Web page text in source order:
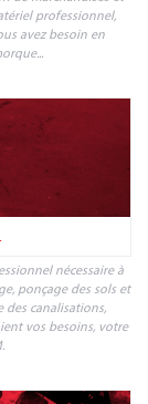
professionnel,
avez besoin en
nécessaire à
ponçage des sols et
des canalisations,
vos besoins, votre